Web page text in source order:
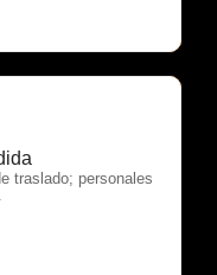
traslado; personales